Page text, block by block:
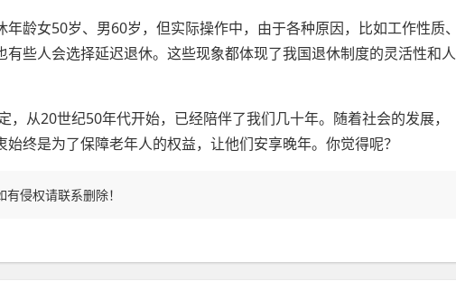
龄女50岁、男60岁，但实际操作中，由于各种原因，比如工作性质、
些人会选择延迟退休。这些现象都体现了我国退休制度的灵活性和人
从20世纪50年代开始，已经陪伴了我们几十年。随着社会的发展，
终是为了保障老年人的权益，让他们安享晚年。你觉得呢？
侵权请联系删除！